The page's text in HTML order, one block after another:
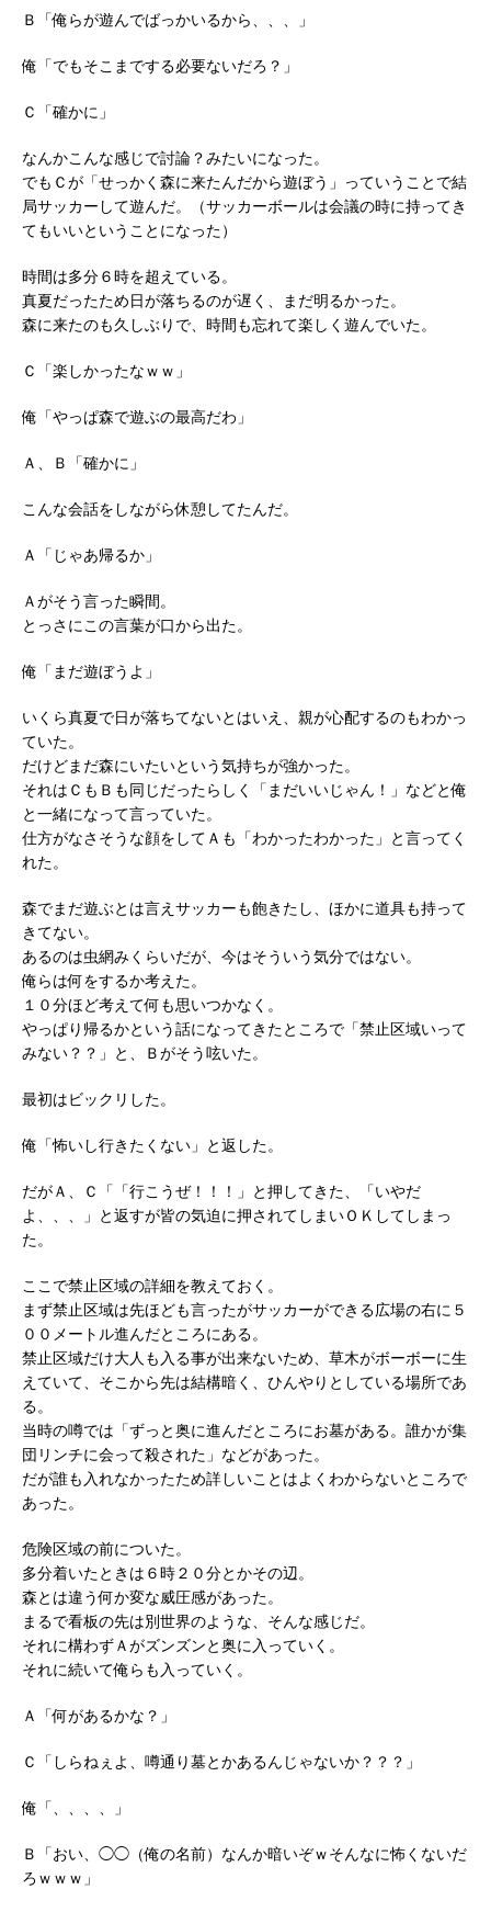
Ｂ「俺らが遊んでばっかいるから、、、」
俺「でもそこまでする必要ないだろ？」
Ｃ「確かに」
なんかこんな感じで討論？みたいになった。
でもＣが「せっかく森に来たんだから遊ぼう」っていうことで結
局サッカーして遊んだ。（サッカーボールは会議の時に持ってき
てもいいということになった）
時間は多分６時を超えている。
真夏だったため日が落ちるのが遅く、まだ明るかった。
森に来たのも久しぶりで、時間も忘れて楽しく遊んでいた。
Ｃ「楽しかったなｗｗ」
俺「やっぱ森で遊ぶの最高だわ」
Ａ、Ｂ「確かに」
こんな会話をしながら休憩してたんだ。
Ａ「じゃあ帰るか」
Ａがそう言った瞬間。
とっさにこの言葉が口から出た。
俺「まだ遊ぼうよ」
いくら真夏で日が落ちてないとはいえ、親が心配するのもわかっ
ていた。
だけどまだ森にいたいという気持ちが強かった。
それはＣもＢも同じだったらしく「まだいいじゃん！」などと俺
と一緒になって言っていた。
仕方がなさそうな顔をしてＡも「わかったわかった」と言ってく
れた。
森でまだ遊ぶとは言えサッカーも飽きたし、ほかに道具も持って
きてない。
あるのは虫網みくらいだが、今はそういう気分ではない。
俺らは何をするか考えた。
１０分ほど考えて何も思いつかなく。
やっぱり帰るかという話になってきたところで「禁止区域いって
みない？？」と、Ｂがそう呟いた。
最初はビックリした。
俺「怖いし行きたくない」と返した。
だがＡ、Ｃ「「行こうぜ！！！」と押してきた、「いやだ
よ、、、」と返すが皆の気迫に押されてしまいＯＫしてしまっ
た。
ここで禁止区域の詳細を教えておく。
まず禁止区域は先ほども言ったがサッカーができる広場の右に５
００メートル進んだところにある。
禁止区域だけ大人も入る事が出来ないため、草木がボーボーに生
えていて、そこから先は結構暗く、ひんやりとしている場所であ
る。
当時の噂では「ずっと奥に進んだところにお墓がある。誰かが集
団リンチに会って殺された」などがあった。
だが誰も入れなかったため詳しいことはよくわからないところで
あった。
危険区域の前についた。
多分着いたときは６時２０分とかその辺。
森とは違う何か変な威圧感があった。
まるで看板の先は別世界のような、そんな感じだ。
それに構わずＡがズンズンと奥に入っていく。
それに続いて俺らも入っていく。
Ａ「何があるかな？」
Ｃ「しらねぇよ、噂通り墓とかあるんじゃないか？？？」
俺「、、、、」
Ｂ「おい、◯◯（俺の名前）なんか暗いぞｗそんなに怖くないだ
ろｗｗｗ」